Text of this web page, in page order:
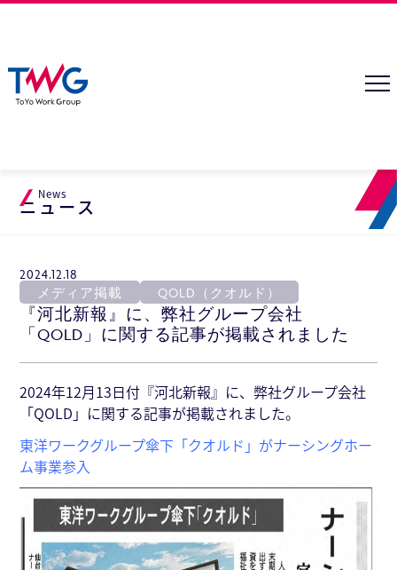
News
ニュース
2024.12.18
メディア掲載
QOLD（クオルド）
『河北新報』に、弊社グループ会社
「QOLD」に関する記事が掲載されました
2024年12月13日付『河北新報』に、弊社グループ会社
「QOLD」に関する記事が掲載されました。
東洋ワークグループ傘下「クオルド」がナーシングホー
ム事業参入